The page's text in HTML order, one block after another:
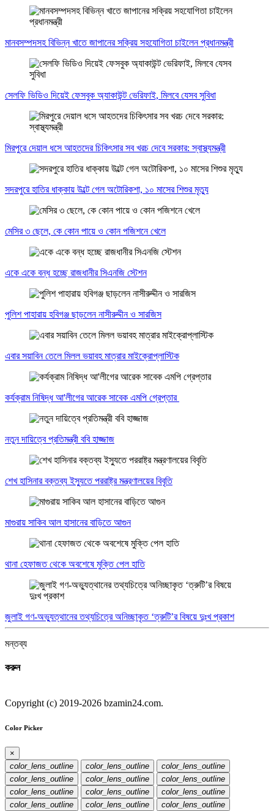
মানবসম্পদসহ বিভিন্ন খাতে জাপানের সক্রিয় সহযোগিতা চাইলেন প্রধানমন্ত্রী
সেলফি ভিডিও দিয়েই ফেসবুক অ্যাকাউন্ট ভেরিফাই, মিলবে যেসব সুবিধা
মিরপুরে দেয়াল ধসে আহতদের চিকিৎসার সব খরচ দেবে সরকার: স্বাস্থ্যমন্ত্রী
সদরপুরে হাতির ধাক্কায় উল্টে গেল অটোরিকশা, ১০ মাসের শিশুর মৃত্যু
মেসির ৩ ছেলে, কে কোন পায়ে ও কোন পজিশনে খেলে
একে একে বন্ধ হচ্ছে রাজধানীর সিএনজি স্টেশন
পুলিশ পাহারায় হবিগঞ্জ ছাড়লেন নাসীরুদ্দীন ও সারজিস
এবার সয়াবিন তেলে মিলল ভয়াবহ মাত্রার মাইক্রোপ্লাস্টিক
কর্যক্রাম নিষিদ্ধ আ'লীগের আরেক সাবেক এমপি গ্রেপ্তার
নতুন দায়িত্বে প্রতিমন্ত্রী ববি হাজ্জাজ
শেখ হাসিনার বক্তব্য ইস্যুতে পররাষ্ট্র মন্ত্রণালয়ের বিবৃতি
মাগুরায় সাকিব আল হাসানের বাড়িতে আগুন
থানা হেফাজত থেকে অবশেষে মুক্তি পেল হাতি
জুলাই গণ-অভ্যুত্থানের তথ্যচিত্রে অনিচ্ছাকৃত ‘ত্রুটি’র বিষয়ে দুঃখ প্রকাশ
মন্তব্য
করুন
Copyright (c) 2019-2026 bzamin24.com.
Color Picker
×
color_lens_outline
color_lens_outline
color_lens_outline
color_lens_outline
color_lens_outline
color_lens_outline
color_lens_outline
color_lens_outline
color_lens_outline
color_lens_outline
color_lens_outline color_lens_outline